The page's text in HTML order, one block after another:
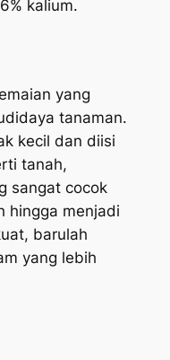
kalium.
yang
tanaman.
kecil dan diisi
tanah,
sangat cocok
hingga menjadi
barulah
yang lebih